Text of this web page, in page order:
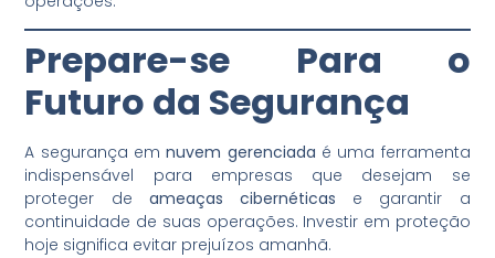
Prepare-se Para o
Futuro da Segurança
A segurança emnuvem gerenciada é uma ferramenta
indispensável para empresas que desejam se
proteger de ameaças cibernéticas e garantir a
continuidade de suas operações. Investir em proteção
hoje significa evitar prejuízos amanhã.